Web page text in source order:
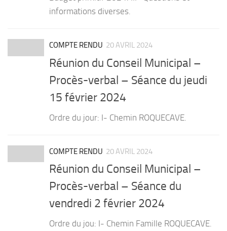
informations diverses.
COMPTE RENDU 20 AVRIL 2024
Réunion du Conseil Municipal –
Procès-verbal – Séance du jeudi
15 février 2024
Ordre du jour: I- Chemin ROQUECAVE.
COMPTE RENDU 20 AVRIL 2024
Réunion du Conseil Municipal –
Procès-verbal – Séance du
vendredi 2 février 2024
Ordre du jou: I- Chemin Famille ROQUECAVE.